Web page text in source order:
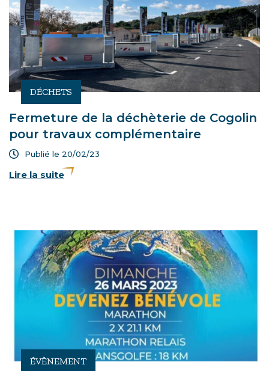
DÉCHETS
Fermeture de la déchèterie de Cogolin
pour travaux complémentaire
Publié le 20/02/23
Lire la suite
ÉVÈNEMENT